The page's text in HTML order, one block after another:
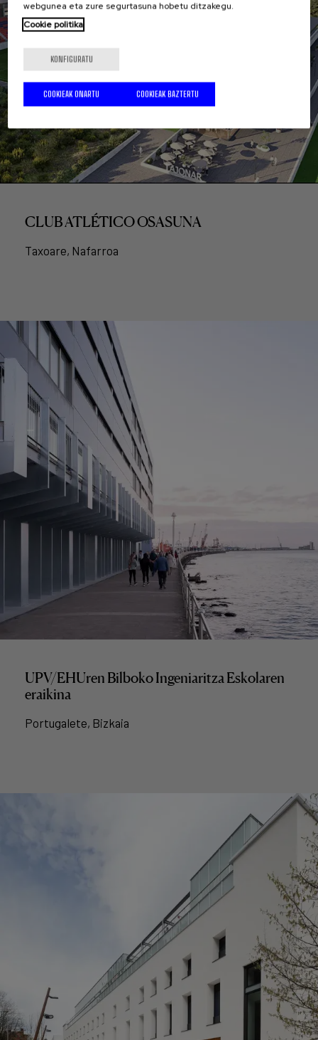
CLUB ATLÉTICO OSASUNA
Taxoare, Nafarroa
UPV/EHUren Bilboko Ingeniaritza Eskolaren
eraikina
Portugalete, Bizkaia
webgunea eta zure segurtasuna hobetu ditzakegu.
Cookie politika
KONFIGURATU
COOKIEAK BAZTERTU
COOKIEAK ONARTU